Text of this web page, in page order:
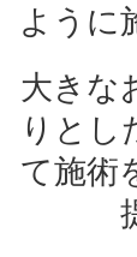
ように
大きな
りとし
て施術